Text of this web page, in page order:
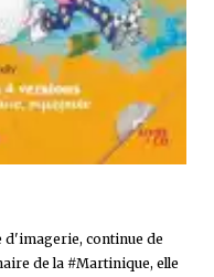
d'imagerie, continue de
de la #Martinique, elle